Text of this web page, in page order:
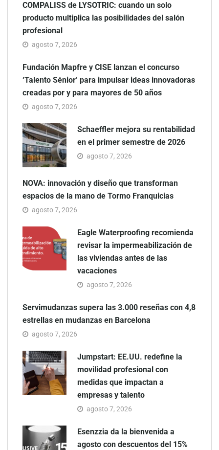
COMPALISS de LYSOTRIC: cuando un solo
producto multiplica las posibilidades del salón
profesional
agosto 7, 2026
Fundación Mapfre y CISE lanzan el concurso
‘Talento Sénior’ para impulsar ideas innovadoras
creadas por y para mayores de 50 años
agosto 7, 2026
Schaeffler mejora su rentabilidad
en el primer semestre de 2026
agosto 7, 2026
NOVA: innovación y diseño que transforman
espacios de la mano de Tormo Franquicias
agosto 7, 2026
Eagle Waterproofing recomienda
revisar la impermeabilización de
las viviendas antes de las
vacaciones
agosto 7, 2026
Servimudanzas supera las 3.000 reseñas con 4,8
estrellas en mudanzas en Barcelona
agosto 7, 2026
Jumpstart: EE.UU. redefine la
movilidad profesional con
medidas que impactan a
empresas y talento
agosto 7, 2026
Esenzzia da la bienvenida a
agosto con descuentos del 15%